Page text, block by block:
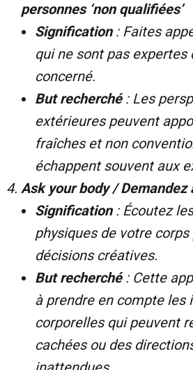
personnes ‘non qualifiées’
Signification: Faites
qui ne sont pas expertes
concerné.
But recherché: Les
extérieures peuvent
fraîches et non
échappent souvent aux
Ask your body / Demandez
Signification: Écoutez
physiques de votre
décisions créatives.
But recherché: Cette
à prendre en compte les
corporelles qui peuvent
cachées ou des